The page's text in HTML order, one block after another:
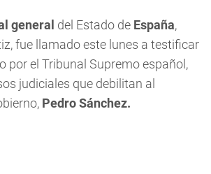
general del Estado de España,
fue llamado este lunes a testificar
por el Tribunal Supremo español,
judiciales que debilitan al
Pedro Sánchez.